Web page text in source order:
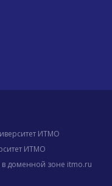
ИТМО
ИТМО
доменной зоне itmo.ru